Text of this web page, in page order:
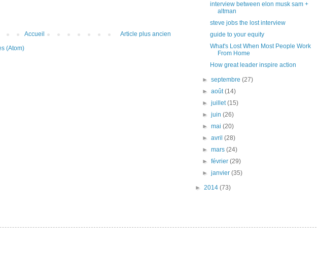
Article plus ancien
Accueil
(Atom)
interview between elon musk sam +
altman
steve jobs the lost interview
guide to your equity
What's Lost When Most People Work
From Home
How great leader inspire action
►septembre(27)
►août(14)
►juillet(15)
►juin(26)
►mai(20)
►avril(28)
►mars(24)
►février(29)
►janvier(35)
► 2014 (73)